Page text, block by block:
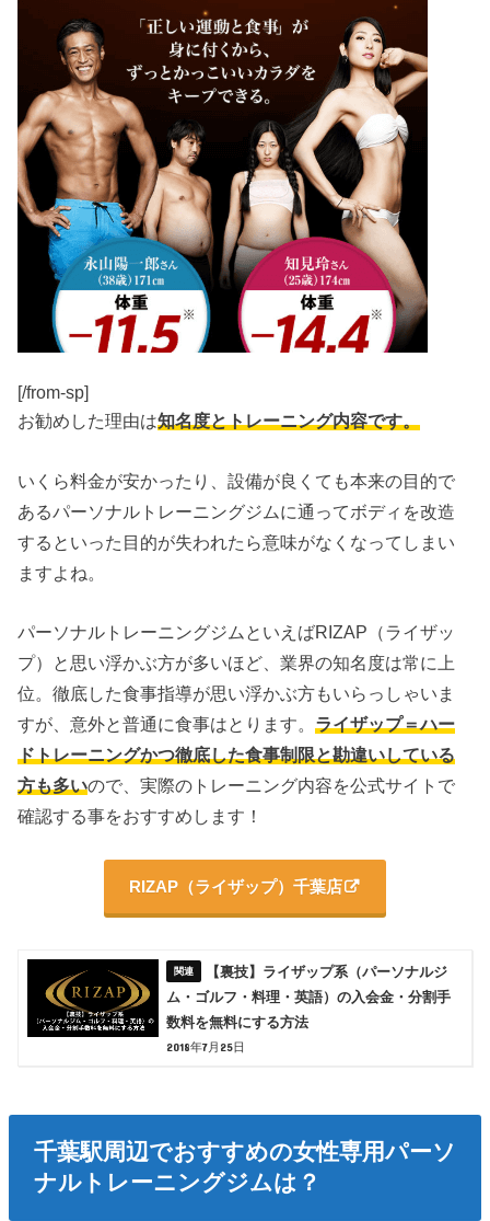
[/from-sp]
お勧めした理由は知名度とトレーニング内容です。
いくら料金が安かったり、設備が良くても本来の目的で
あるパーソナルトレーニングジムに通ってボディを改造
するといった目的が失われたら意味がなくなってしまい
ますよね。
パーソナルトレーニングジムといえばRIZAP（ライザッ
プ）と思い浮かぶ方が多いほど、業界の知名度は常に上
位。徹底した食事指導が思い浮かぶ方もいらっしゃいま
すが、意外と普通に食事はとります。ライザップ＝ハー
ドトレーニングかつ徹底した食事制限と勘違いしている
方も多いので、実際のトレーニング内容を公式サイトで
確認する事をおすすめします！
RIZAP（ライザップ）千葉店
【裏技】ライザップ系（パーソナルジ
ム・ゴルフ・料理・英語）の入会金・分割手
数料を無料にする方法
2018年7月25日
千葉駅周辺でおすすめの女性専用パーソ
ナルトレーニングジムは？